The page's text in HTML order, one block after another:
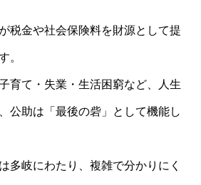
税金や社会保険料を財源として提
。
育て・失業・生活困窮など、人生
公助は「最後の砦」として機能し
多岐にわたり、複雑で分かりにく